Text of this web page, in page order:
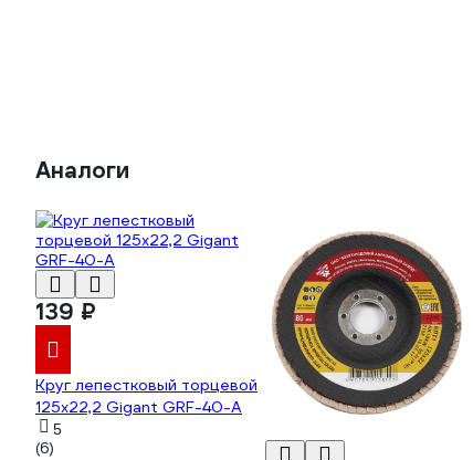
Аналоги
139 ₽
Круг лепестковый торцевой
125x22,2 Gigant GRF-40-А
5
(6)